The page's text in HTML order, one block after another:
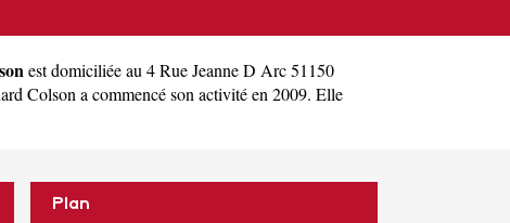
est domiciliée au 4 Rue Jeanne D Arc 51150
Colson a commencé son activité en 2009. Elle
Plan